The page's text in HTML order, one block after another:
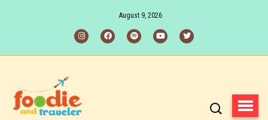
August 9, 2026